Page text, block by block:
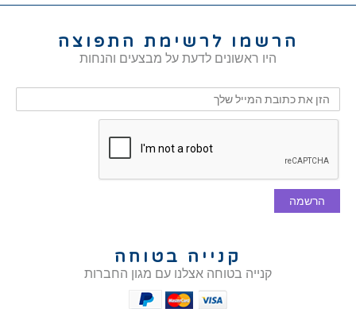
הרשמו לרשימת התפוצה
היו ראשונים לדעת על מבצעים והנחות
הרשמה
קנייה בטוחה
קנייה בטוחה אצלנו עם מגון החברות